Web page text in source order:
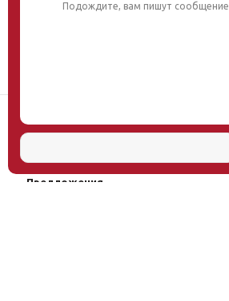
Научная школа
Услуги
Предложения
Подождите, вам пишут сообщение